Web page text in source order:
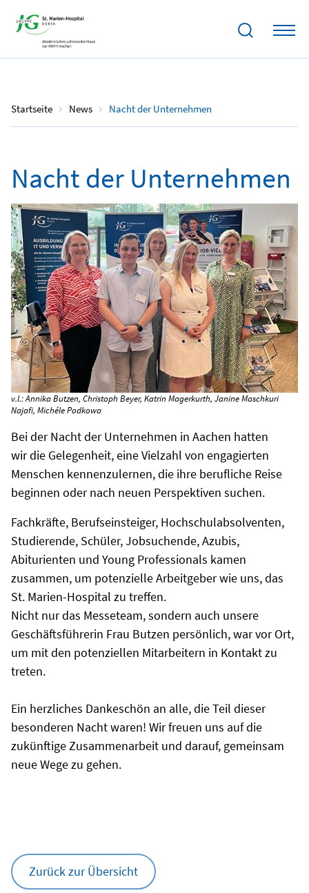
Startseite News Nacht der Unternehmen
20.05.2024
Nacht der Unternehmen
v.l.: Annika Butzen, Christoph Beyer, Katrin Magerkurth, Janine Maschkuri
Najafi, Michéle Podkowa
Bei der Nacht der Unternehmen in Aachen hatten
wir die Gelegenheit, eine Vielzahl von engagierten
Menschen kennenzulernen, die ihre berufliche Reise
beginnen oder nach neuen Perspektiven suchen.
Fachkräfte, Berufseinsteiger, Hochschulabsolventen,
Studierende, Schüler, Jobsuchende, Azubis,
Abiturienten und Young Professionals kamen
zusammen, um potenzielle Arbeitgeber wie uns, das
St. Marien-Hospital zu treffen.
Nicht nur das Messeteam, sondern auch unsere
Geschäftsführerin Frau Butzen persönlich, war vor Ort,
um mit den potenziellen Mitarbeitern in Kontakt zu
treten.
Ein herzliches Dankeschön an alle, die Teil dieser
besonderen Nacht waren! Wir freuen uns auf die
zukünftige Zusammenarbeit und darauf, gemeinsam
neue Wege zu gehen.
Zurück zur Übersicht